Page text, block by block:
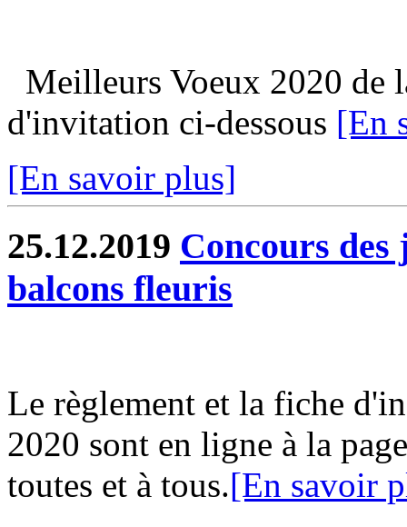
Meilleurs Voeux 2020
d'invitation ci-dessous [En
[En savoir plus]
25.12.2019 Concours
balcons fleuris
Le règlement et la fiche
2020 sont en ligne à la
toutes et à tous.[En savoir